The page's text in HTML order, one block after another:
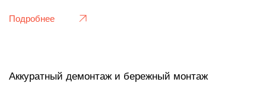
Подробнее
Экспертная оценка и консультация